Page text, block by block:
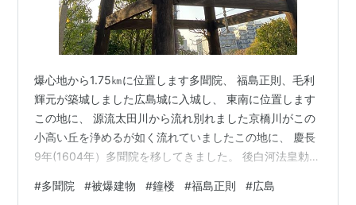
爆心地から1.75㎞に位置します多聞院、 福島正則、毛利
輝元が築城しました広島城に入城し、 東南に位置します
この地に、 源流太田川から流れ別れました京橋川がこの
小高い丘を浄めるが如く流れていましたこの地に、 慶長
9年(1604年）多聞院を移してきました。 後白河法皇勅作
ましてからずっと広島の成長を見守り続け、341年後の
#多聞院 #被爆建物 #鐘楼 #福島正則 #広島